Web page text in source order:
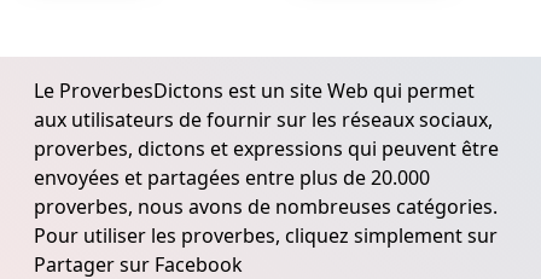
Le ProverbesDictons est un site Web qui permet
aux utilisateurs de fournir sur les réseaux sociaux,
proverbes, dictons et expressions qui peuvent être
envoyées et partagées entre plus de 20.000
proverbes, nous avons de nombreuses catégories.
Pour utiliser les proverbes, cliquez simplement sur
Partager sur Facebook